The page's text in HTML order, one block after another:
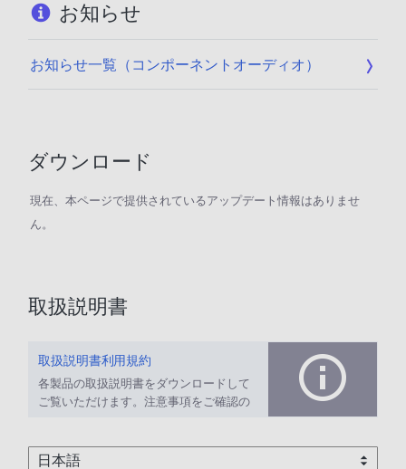
お知らせ
お知らせ一覧（コンポーネントオーディオ）
ダウンロード
現在、本ページで提供されているアップデート情報はありませ
ん。
取扱説明書
取扱説明書利用規約
各製品の取扱説明書をダウンロードして
ご覧いただけます。注意事項をご確認の